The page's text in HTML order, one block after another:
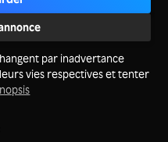
par inadvertance
vies respectives et tenter